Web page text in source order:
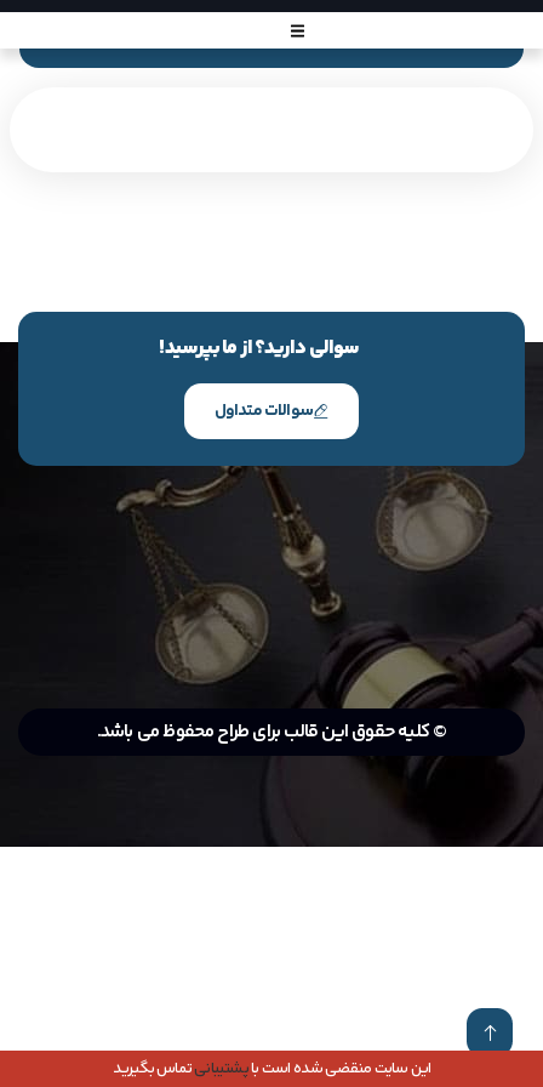
این سایت منقضی شده است باپشتیبانیتماس بگیرید
سوالی دارید؟ از ما بپرسید!
سوالات متداول
© کلیه حقوق این قالب برای طراح محفوظ می باشد.